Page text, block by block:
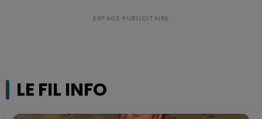
LE FIL INFO